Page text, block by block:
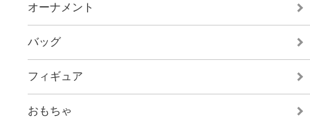
オーナメント
バッグ
フィギュア
おもちゃ